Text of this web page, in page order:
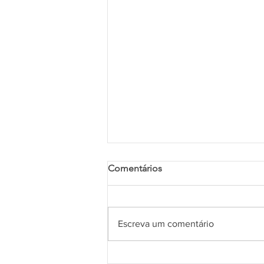
Bem-Vindo!
Comentários
Escreva um comentário